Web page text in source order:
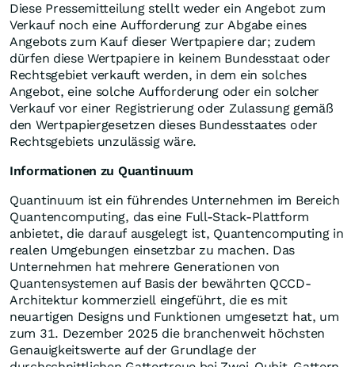
Diese Pressemitteilung stellt weder ein Angebot zum
Verkauf noch eine Aufforderung zur Abgabe eines
Angebots zum Kauf dieser Wertpapiere dar; zudem
dürfen diese Wertpapiere in keinem Bundesstaat oder
Rechtsgebiet verkauft werden, in dem ein solches
Angebot, eine solche Aufforderung oder ein solcher
Verkauf vor einer Registrierung oder Zulassung gemäß
den Wertpapiergesetzen dieses Bundesstaates oder
Rechtsgebiets unzulässig wäre.
Informationen zu Quantinuum
Quantinuum ist ein führendes Unternehmen im Bereich
Quantencomputing, das eine Full-Stack-Plattform
anbietet, die darauf ausgelegt ist, Quantencomputing in
realen Umgebungen einsetzbar zu machen. Das
Unternehmen hat mehrere Generationen von
Quantensystemen auf Basis der bewährten QCCD-
Architektur kommerziell eingeführt, die es mit
neuartigen Designs und Funktionen umgesetzt hat, um
zum 31. Dezember 2025 die branchenweit höchsten
Genauigkeitswerte auf der Grundlage der